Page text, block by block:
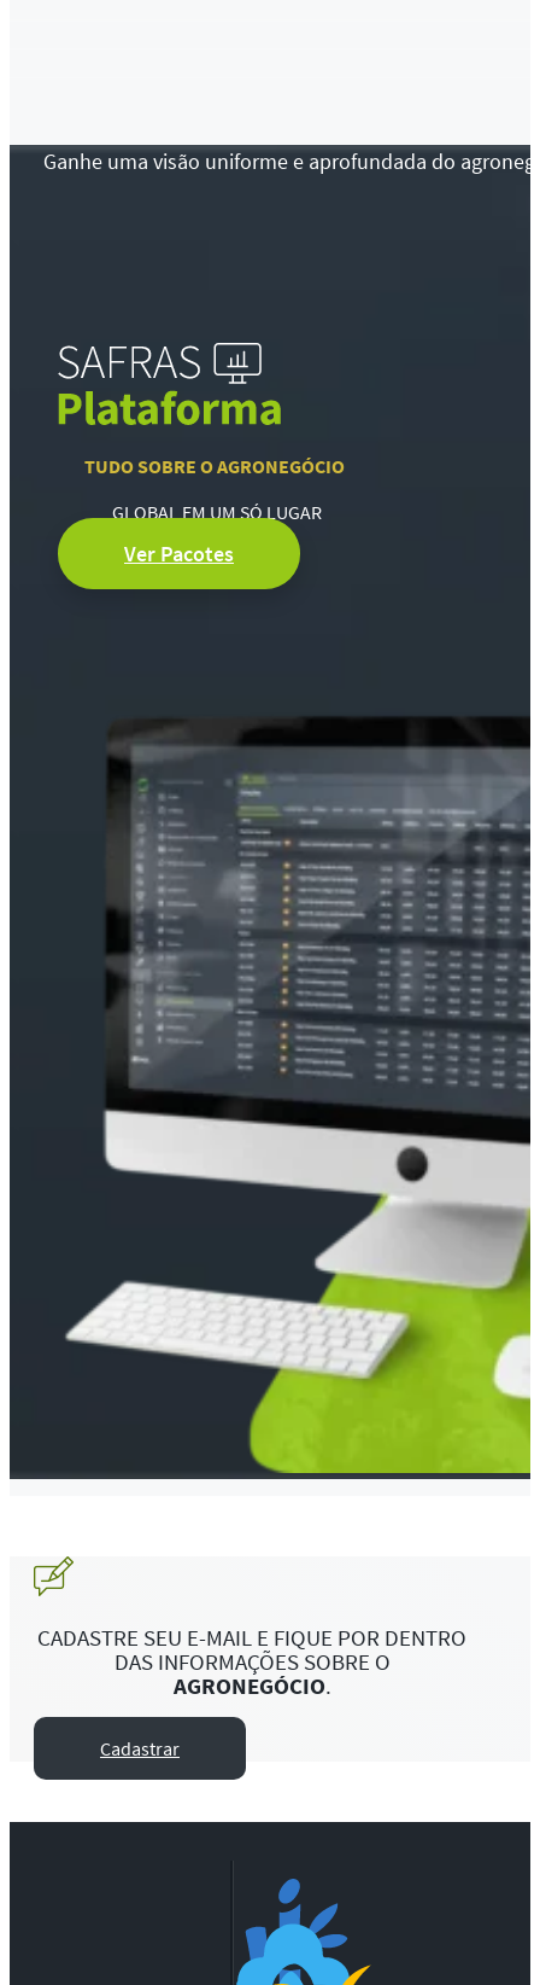
Ganhe uma visão uniforme e aprofundada do
TUDO SOBRE O AGRONEGÓCIO
GLOBAL EM UM SÓ LUGAR
Ver Pacotes
CADASTRE SEU E-MAIL E FIQUE POR DENTRO
DAS INFORMAÇÕES SOBRE O
AGRONEGÓCIO.
Cadastrar